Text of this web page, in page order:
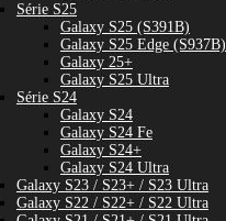
Série S25
Galaxy S25 (S391B)
Galaxy S25 Edge (S937B)
Galaxy 25+
Galaxy S25 Ultra
Série S24
Galaxy S24
Galaxy S24 Fe
Galaxy S24+
Galaxy S24 Ultra
Galaxy S23 / S23+ / S23 Ultra
Galaxy S22 / S22+ / S22 Ultra